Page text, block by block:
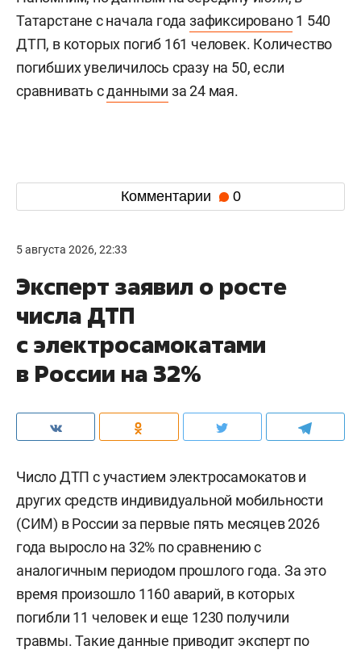
Татарстане с начала годазафиксировано1 540
ДТП, в которых погиб 161 человек. Количество
погибших увеличилось сразу на 50, если
сравнивать сданными за 24 мая.
Комментарии 0
5 августа 2026, 22:33
Эксперт заявил о росте
числа ДТП
с электросамокатами
в России на 32%
Число ДТП с участием электросамокатов и
других средств индивидуальной мобильности
(СИМ) в России за первые пять месяцев 2026
года выросло на 32% по сравнению с
аналогичным периодом прошлого года. За это
время произошло 1160 аварий, в которых
погибли 11 человек и еще 1230 получили
травмы. Такие данные приводит эксперт по